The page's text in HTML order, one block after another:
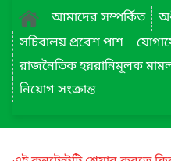
আমাদের সম্পর্কিত
সচিবালয় প্রবেশ পাশ
রাজনৈতিক হয়রানিমূলক
নিয়োগ সংক্রান্ত